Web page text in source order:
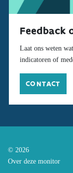
Feedback
Laat ons weten
indicatoren of
CONTACT
© 2026
Over deze monitor